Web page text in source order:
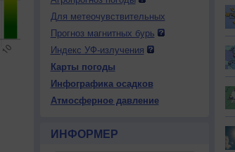
Для метеочувствительных
Прогноз магнитных бурь
Индекс УФ-излучения
Карты погоды
Инфографика осадков
Атмосферное давление
ИНФОРМЕР